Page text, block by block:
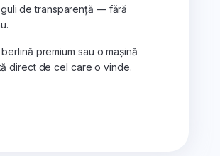
de transparență — fără
premium sau o mașină
direct de cel care o vinde.